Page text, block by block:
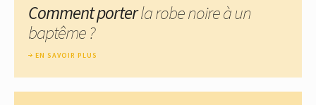
Comment porterla robe noire à un
baptême ?
EN SAVOIR PLUS